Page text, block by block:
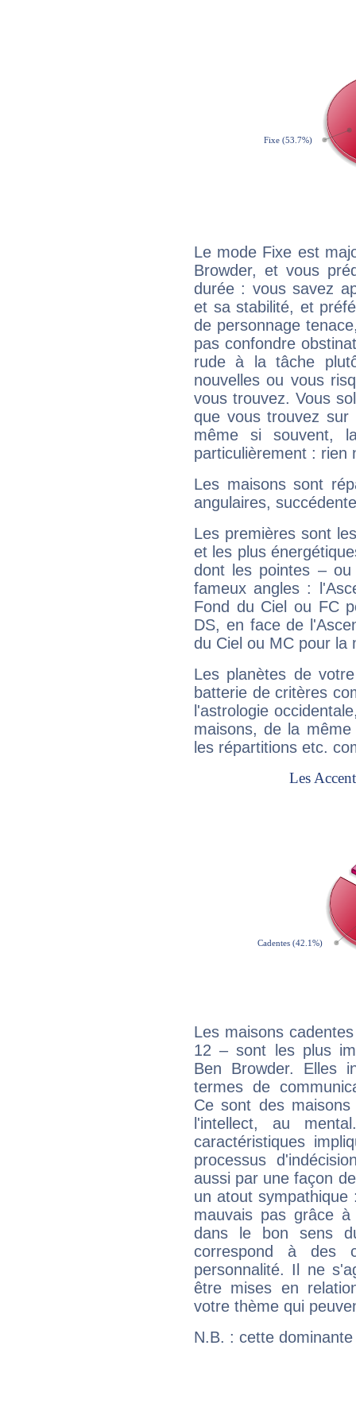
Le mode Fixe est
Browder, et vous
durée : vous savez
et sa stabilité, et
de personnage
pas confondre
rude à la tâche
nouvelles ou vous
vous trouvez. Vous
que vous trouvez
même si souvent,
particulièrement : rien
Les maisons sont
angulaires,
Les premières sont
et les plus
dont les pointes –
fameux angles :
Fond du Ciel ou FC
DS, en face de
du Ciel ou MC pour la
Les planètes de
batterie de critères
l'astrologie
maisons, de la
les répartitions etc.
Les maisons
12 – sont les plus
Ben Browder. Elles
termes de
Ce sont des
l'intellect, au
caractéristiques
processus
aussi par une façon
un atout
mauvais pas grâce
dans le bon sens
correspond à des
personnalité. Il ne
être mises en
votre thème qui
N.B. : cette